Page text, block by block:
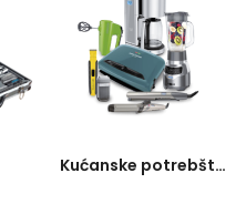
Kućanske potrebštine